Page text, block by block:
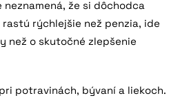
že si dôchodca
rýchlejšie než penzia, ide
než o skutočné zlepšenie
potravinách, bývaní a liekoch.